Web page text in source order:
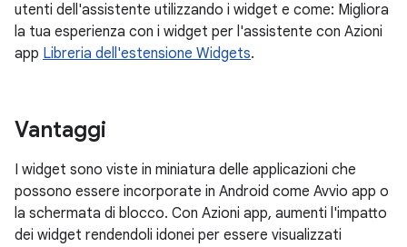
utenti dell'assistente utilizzando i widget e come: Migliora
la tua esperienza con i widget per l'assistente con Azioni
app Libreria dell'estensione Widgets.
Vantaggi
I widget sono viste in miniatura delle applicazioni che
possono essere incorporate in Android come Avvio app o
la schermata di blocco. Con Azioni app, aumenti l'impatto
dei widget rendendoli idonei per essere visualizzati